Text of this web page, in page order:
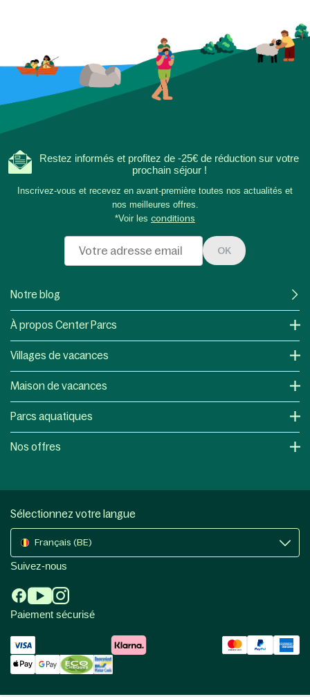
Restez informés et profitez de -25€ de réduction sur votre
prochain séjour !
Inscrivez-vous et recevez en avant-première toutes nos actualités et
nos meilleures offres.
*Voir les conditions
OK
Notre blog
À propos Center Parcs
Villages de vacances
Maison de vacances
Parcs aquatiques
Nos offres
Sélectionnez votre langue
Français (BE)
Suivez-nous
Paiement sécurisé